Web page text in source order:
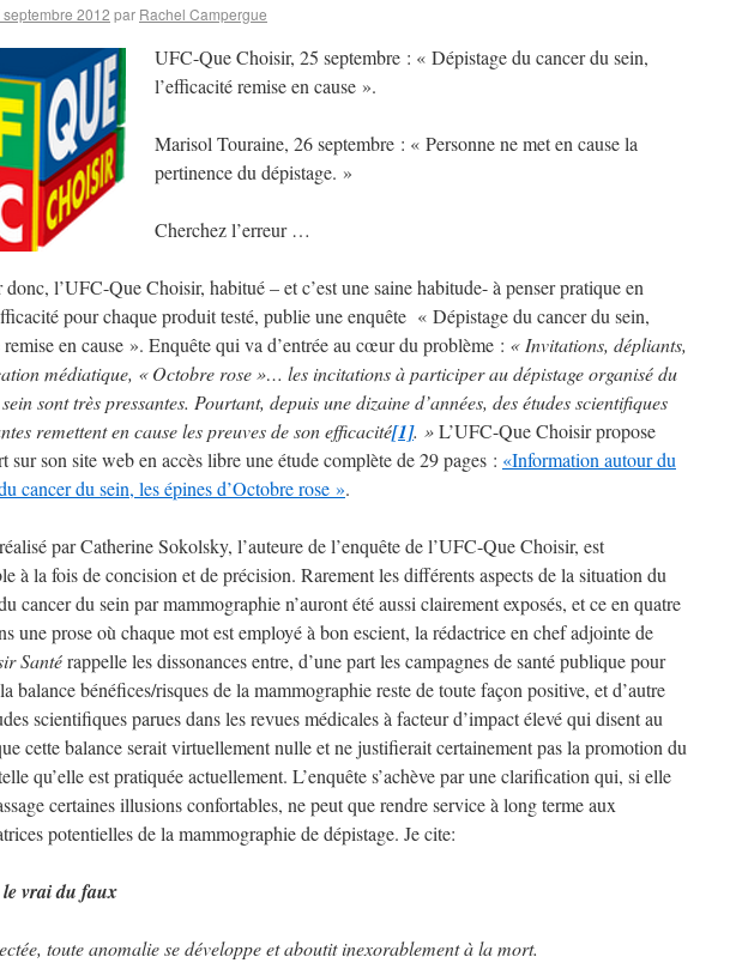
septembre 2012 par Rachel Campergue
UFC-Que Choisir, 25 septembre : « Dépistage du cancer du sein,
l’efficacité remise en cause ».
Marisol Touraine, 26 septembre : « Personne ne met en cause la
pertinence du dépistage. »
Cherchez l’erreur …
l’UFC-Que Choisir, habitué – et c’est une saine habitude- à penser pratique en
pour chaque produit testé, publie une enquête « Dépistage du cancer du sein,
remise en cause ». Enquête qui va d’entrée au cœur du problème : « Invitations, dépliants,
médiatique, « Octobre rose »… les incitations à participer au dépistage organisé du
sont très pressantes. Pourtant, depuis une dizaine d’années, des études scientifiques
remettent en cause les preuves de son efficacité[1]. »L’UFC-Que Choisir propose
sur son site web en accès libre une étude complète de 29 pages : «Information autour du
cancer du sein, les épines d’Octobre rose ».
par Catherine Sokolsky, l’auteure de l’enquête de l’UFC-Que Choisir, est
à la fois de concision et de précision. Rarement les différents aspects de la situation du
cancer du sein par mammographie n’auront été aussi clairement exposés, et ce en quatre
une prose où chaque mot est employé à bon escient, la rédactrice en chef adjointe de
Santérappelle les dissonances entre, d’une part les campagnes de santé publique pour
balance bénéfices/risques de la mammographie reste de toute façon positive, et d’autre
scientifiques parues dans les revues médicales à facteur d’impact élevé qui disent au
cette balance serait virtuellement nulle et ne justifierait certainement pas la promotion du
qu’elle est pratiquée actuellement. L’enquête s’achève par une clarification qui, si elle
certaines illusions confortables, ne peut que rendre service à long terme aux
potentielles de la mammographie de dépistage. Je cite:
le vrai du faux
toute anomalie se développe et aboutit inexorablement à la mort.